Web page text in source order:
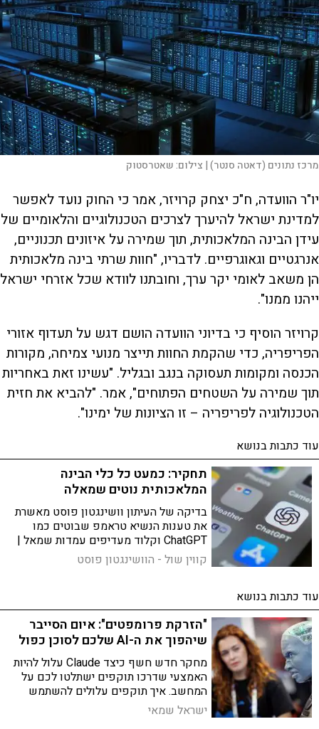
מרכז נתונים (דאטה סנטר) | צילום:שאטרסטוק
יו"ר הוועדה, ח"כ יצחק קרויזר, אמר כי החוק נועד לאפשר
למדינת ישראל להיערך לצרכים הטכנולוגיים והלאומיים של
עידן הבינה המלאכותית, תוך שמירה על איזונים תכנוניים,
אנרגטיים וגאוגרפיים. לדבריו, "חוות שרתי בינה מלאכותית
הן משאב לאומי יקר ערך, וחובתנו לוודא שכל אזרחי ישראל
ייהנו ממנו".
קרויזר הוסיף כי בדיוני הוועדה הושם דגש על תעדוף אזורי
הפריפריה, כדי שהקמת החוות תייצר מנועי צמיחה, מקורות
הכנסה ומקומות תעסוקה בנגב ובגליל. "עשינו זאת באחריות
תוך שמירה על השטחים הפתוחים", אמר. "להביא את חזית
הטכנולוגיה לפריפריה – זו הציונות של ימינו".
עוד כתבות בנושא
תחקיר: כמעט כל כלי הבינה
המלאכותית נוטים שמאלה
בדיקה של העיתון וושינגטון פוסט מאשרת
את טענות הנשיא טראמפ שבוטים כמו
ChatGPT וקלוד מעדיפים עמדות שמאל |
יוצא הדופן היחיד: ג'מיני, שכמעט תמיד
השיב באופן נייטרלי
קווין שול - הוושינגטון פוסט
עוד כתבות בנושא
"הזרקת פרומפטים": איום הסייבר
שיהפוך את ה-AI שלכם לסוכן כפול
מחקר חדש חשף כיצד Claude עלול להיות
האמצעי שדרכו תוקפים ישתלטו לכם על
המחשב. איך תוקפים עלולים להשתמש
במודלי שפה נגדכם ולמה צריך לשים לב
כדי להתגונן?
ישראל שמאי